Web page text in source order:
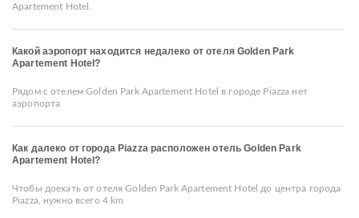
Apartement Hotel.
Какой аэропорт находится недалеко от отеля Golden Park
Apartement Hotel?
Рядом с отелем Golden Park Apartement Hotel в городе Piazza нет
аэропорта
Как далеко от города Piazza расположен отель Golden Park
Apartement Hotel?
Чтобы доехать от отеля Golden Park Apartement Hotel до центра города
Piazza, нужно всего 4 km